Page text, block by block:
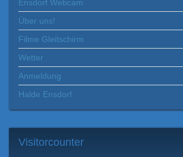
Ensdorf Webcam
Über uns!
Filme Gleitschirm
Wetter
Anmeldung
Halde Ensdorf
Visitorcounter